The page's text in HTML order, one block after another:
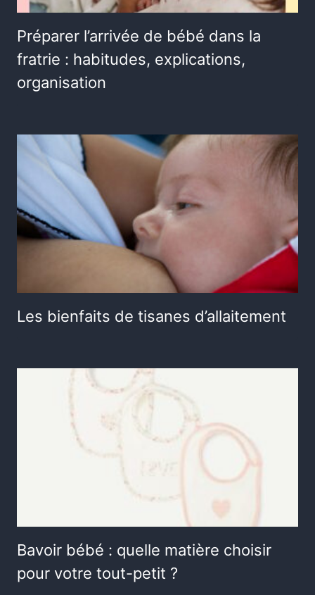
Préparer l’arrivée de bébé dans la
fratrie : habitudes, explications,
organisation
Les bienfaits de tisanes d’allaitement
Bavoir bébé : quelle matière choisir
pour votre tout-petit ?